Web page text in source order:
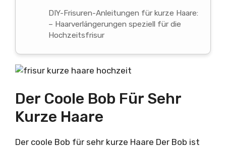
DIY-Frisuren-Anleitungen für kurze Haare:
– Haarverlängerungen speziell für die
Hochzeitsfrisur
Der Coole Bob Für Sehr
Kurze Haare
Der coole Bob für sehr kurze Haare Der Bob ist